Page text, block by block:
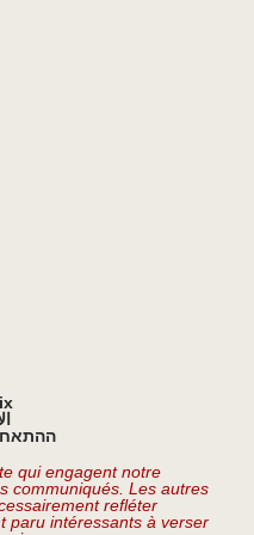
qui engagent notre
communiqués. Les autres
refléter
paru intéressants à verser